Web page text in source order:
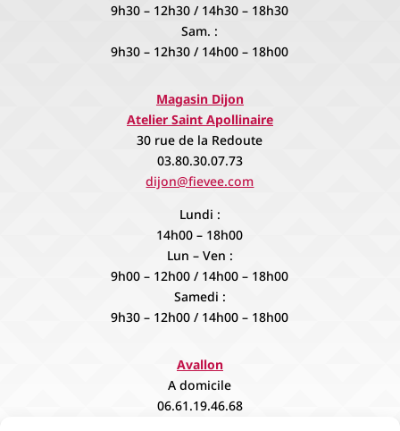
9h30 – 12h30 / 14h30 – 18h30
Sam. :
9h30 – 12h30 / 14h00 – 18h00
Magasin Dijon
Atelier Saint Apollinaire
30 rue de la Redoute
03.80.30.07.73
dijon@fievee.com
Lundi :
14h00 – 18h00
Lun – Ven :
9h00 – 12h00 / 14h00 – 18h00
Samedi :
9h30 – 12h00 / 14h00 – 18h00
Avallon
A domicile
06.61.19.46.68